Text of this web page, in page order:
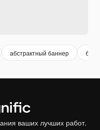
абстрактный баннер
ваших лучших работ.